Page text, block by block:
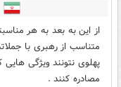
از این به بعد به هر
متناسب از رهبری با
پهلوی نتونند ویژگی
مصادره کنند .